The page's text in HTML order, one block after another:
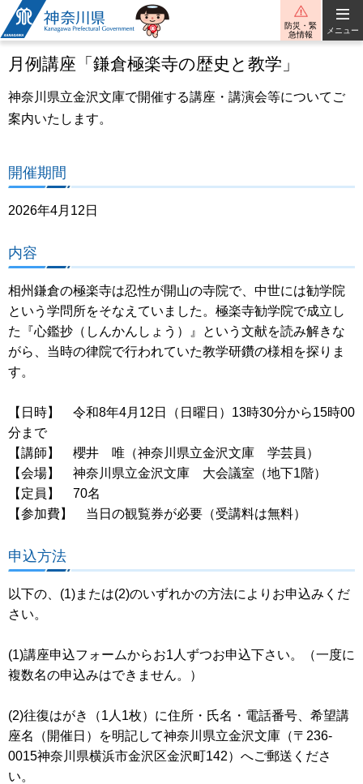
神奈川県
防災・緊
急情報
メニュー
月例講座「鎌倉極楽寺の歴史と教学」
神奈川県立金沢文庫で開催する講座・講演会等についてご
案内いたします。
開催期間
2026年4月12日
内容
相州鎌倉の極楽寺は忍性が開山の寺院で、中世には勧学院
という学問所をそなえていました。極楽寺勧学院で成立し
た『心鑑抄（しんかんしょう）』という文献を読み解きな
がら、当時の律院で行われていた教学研鑽の様相を探りま
す。
【日時】 令和8年4月12日（日曜日）13時30分から15時00
分まで
【講師】 櫻井 唯（神奈川県立金沢文庫 学芸員）
【会場】 神奈川県立金沢文庫 大会議室（地下1階）
【定員】 70名
【参加費】 当日の観覧券が必要（受講料は無料）
申込方法
以下の、(1)または(2)のいずれかの方法によりお申込みくだ
さい。
(1)講座申込フォームからお1人ずつお申込下さい。（一度に
複数名の申込みはできません。）
(2)往復はがき（1人1枚）に住所・氏名・電話番号、希望講
座名（開催日）を明記して神奈川県立金沢文庫（〒236-
0015神奈川県横浜市金沢区金沢町142）へご郵送くださ
い。